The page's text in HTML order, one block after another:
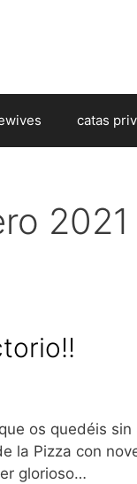
catas
2021
os quedéis
la Pizza con
glorioso…